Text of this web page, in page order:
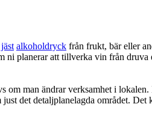
jäst alkoholdryck från frukt, bär eller
ni planerar att tillverka vin från druva
om man ändrar verksamhet i
det detaljplanelagda området. Det